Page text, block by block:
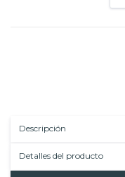
Descripción
Detalles del producto